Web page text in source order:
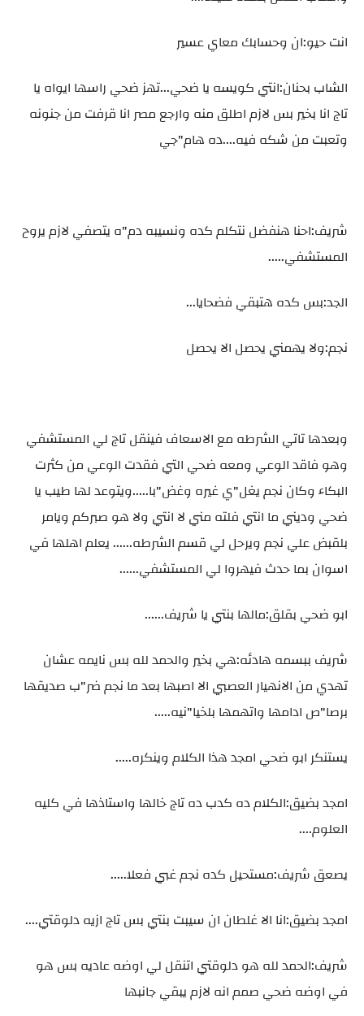
انت حيو:ان وحسابك معاي عسير
الشاب بحنان:انتي كويسه يا ضحي...تهز ضحي راسها ايواه يا
تاج انا بخير بس لازم اطلق منه وارجع مصر انا قرفت من جنونه
وتعبت من شكه فيه....ده هام"جي
شريف:احنا هنفضل نتكلم كده ونسيبه دم"ه يتصفي لازم يروح
المستشفي.....
الجد:بس كده هتبقي فضحايا...
نجم:ولا يهمني يحصل الا يحصل
وبعدها تاتي الشرطه مع الاسعاف فينقل تاج لي المستشفي
وهو فاقد الوعي ومعه ضحي التي فقدت الوعي من كثرت
البكاء وكان نجم يغل"ي غيره وغض"با.....ويتوعد لها طيب يا
ضحي وديني ما انتي فلته مني لا انتي ولا هو صبركم ويامر
بلقبض علي نجم ويرحل لي قسم الشرطه...... يعلم اهلها في
اسوان بما حدث فيهروا لي المستشفي......
ابو ضحي بقلق:مالها بنتي يا شريف......
شريف ببسمه هادئه:هي بخير والحمد لله بس نايمه عشان
تهدي من الانهيار العصبي الا اصبها بعد ما نجم ضر"ب صديقها
برصا"ص ادامها واتهمها بلخيا"نيه.....
يستنكر ابو ضحي امجد هذا الكلام وينكره.....
امجد بضيق:الكلام ده كدب ده تاج خالها واستاذها في كليه
العلوم....
يصعق شريف:مستحيل كده نجم غبي فعلا.....
امجد بضيق:انا الا غلطان ان سيبت بنتي بس تاج ازيه دلوقتي....
شريف:الحمد لله هو دلوقتي اتنقل لي اوضه عاديه بس هو
في اوضه ضحي صمم انه لازم يبقي جانبها